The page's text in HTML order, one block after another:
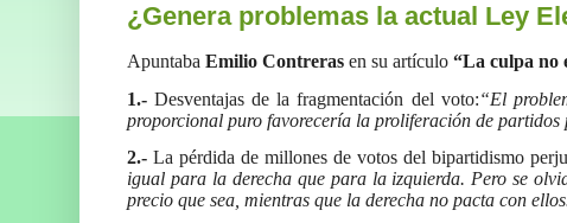
¿Genera problemas la actual Ley
Apuntaba Emilio Contreras en su artículo “La culpa no
1.- Desventajas de la fragmentación del voto:“El
proporcional puro favorecería la proliferación de
2.- La pérdida de millones de votos del bipartidismo
igual para la derecha que para la izquierda. Pero se
precio que sea, mientras que la derecha no pacta con